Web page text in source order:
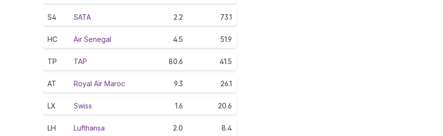
S4 SATA 2.2 73.1
HC Air Senegal 4.5 51.9
TP TAP 80.6 41.5
AT Royal Air Maroc 9.3 26.1
LX Swiss 1.6 20.6
LH Lufthansa 2.0 8.4